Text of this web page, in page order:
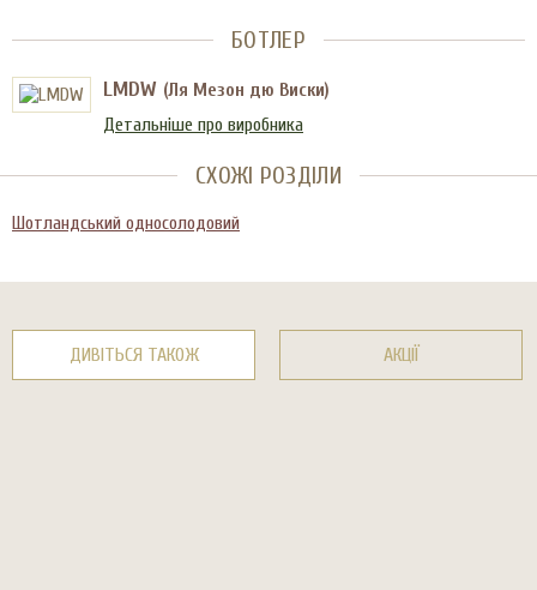
БОТЛЕР
LMDW (Ля Мезон дю Виски)
Детальніше про виробника
СХОЖІ РОЗДІЛИ
Шотландський односолодовий
ДИВІТЬСЯ ТАКОЖ АКЦІЇ